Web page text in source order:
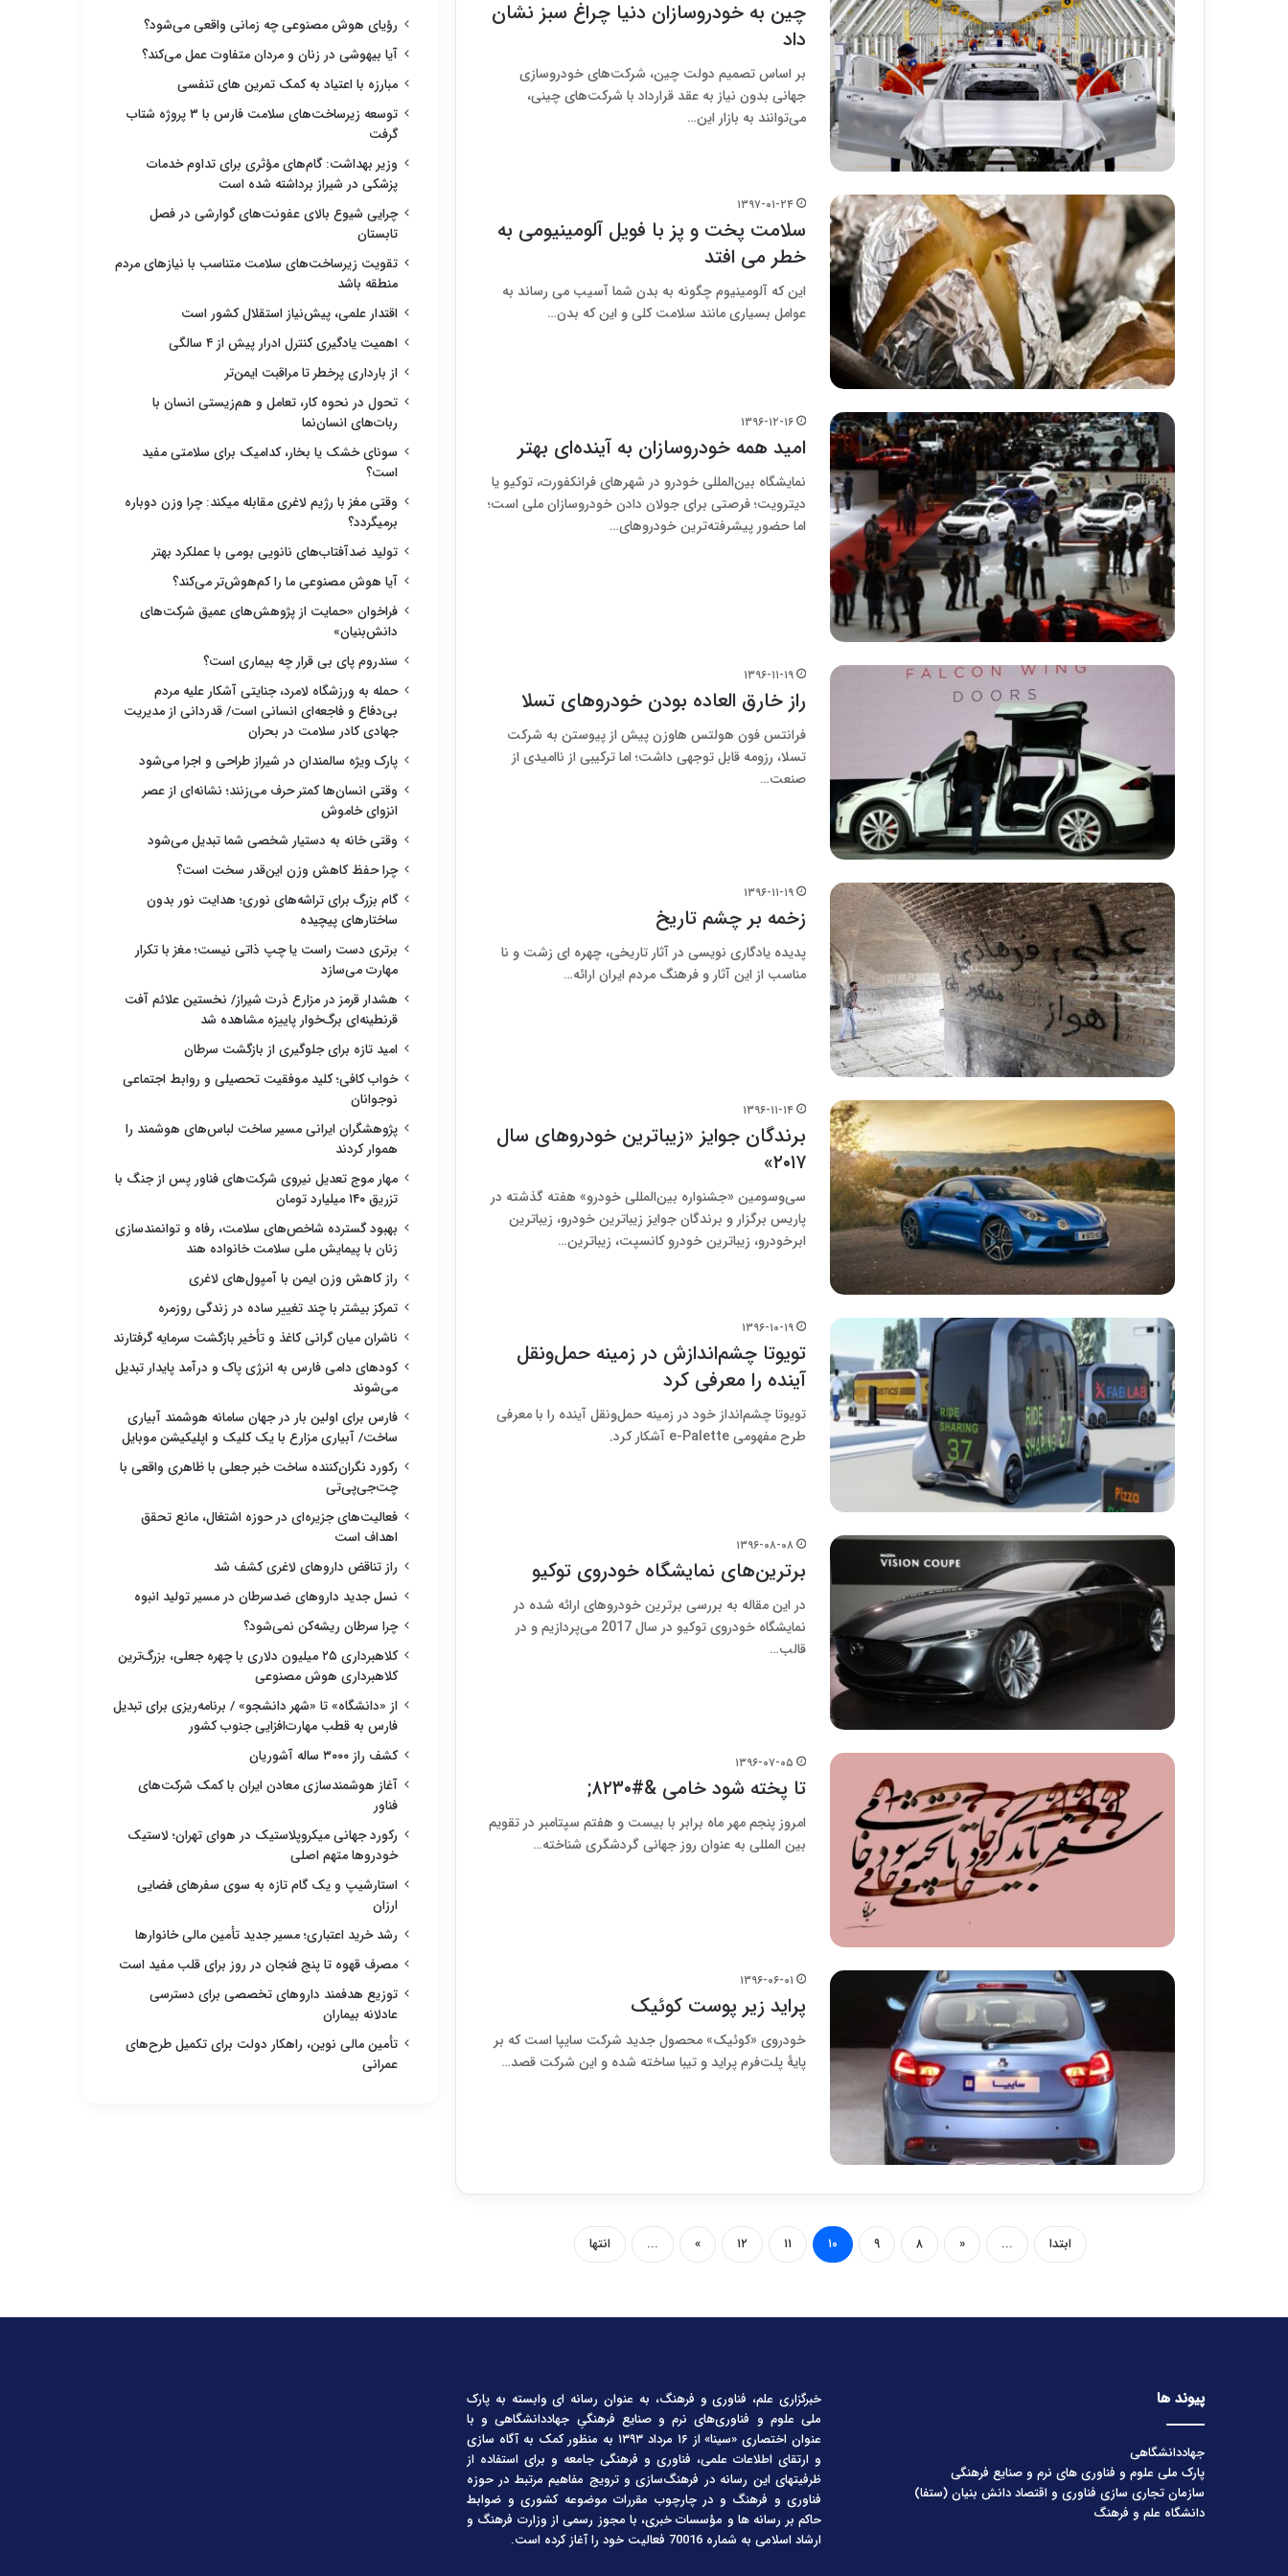
چین به خودروسازان دنیا چراغ سبز نشان
داد
بر اساس تصمیم دولت چین، شرکت‌های خودروسازی
جهانی بدون نیاز به عقد قرارداد با شرکت‌های چینی،
می‌توانند به بازار این…
۱۳۹۷-۰۱-۲۴
سلامت پخت و پز با فویل آلومینیومی به
خطر می افتد
این که آلومینیوم چگونه به بدن شما آسیب می رساند به
عوامل بسیاری مانند سلامت کلی و این که بدن…
۱۳۹۶-۱۲-۱۶
امید همه خودروسازان به آینده‌ای بهتر
نمایشگاه بین‌المللی خودرو در شهرهای فرانکفورت، توکیو یا
دیترویت؛ فرصتی برای جولان دادن خودروسازان ملی است؛
اما حضور پیشرفته‌ترین خودروهای…
۱۳۹۶-۱۱-۱۹
راز خارق العاده بودن خودروهای تسلا
فرانتس فون هولتس هاوزن پیش از پیوستن به شرکت
تسلا، رزومه قابل توجهی داشت؛ اما ترکیبی از ناامیدی از
صنعت…
۱۳۹۶-۱۱-۱۹
زخمه بر چشم تاریخ
پدیده یادگاری نویسی در آثار تاریخی، چهره ای زشت و نا
مناسب از این آثار و فرهنگ مردم ایران ارائه…
۱۳۹۶-۱۱-۱۴
برندگان جوایز «زیباترین خودروهای سال
۲۰۱۷»
سی‌وسومین «جشنواره بین‌المللی خودرو» هفته گذشته در
پاریس برگزار و برندگان جوایز زیباترین خودرو، زیباترین
ابرخودرو، زیباترین خودرو کانسپت، زیباترین…
۱۳۹۶-۱۰-۱۹
تویوتا چشم‌اندازش در زمینه حمل‌ونقل
آینده را معرفی کرد
تویوتا چشم‌انداز خود در زمینه حمل‌ونقل آینده را با معرفی
طرح مفهومی e-Palette آشکار کرد.
۱۳۹۶-۰۸-۰۸
برترین‌های نمایشگاه خودروی توکیو
در این مقاله به بررسی برترین خودروهای ارائه شده در
نمایشگاه خودروی توکیو در سال 2017 می‌پردازیم و در
قالب…
۱۳۹۶-۰۷-۰۵
تا پخته شود خامی &#۸۲۳۰;
امروز پنجم مهر ماه برابر با بیست و هفتم سپتامبر در تقویم
بین المللی به عنوان روز جهانی گردشگری شناخته…
۱۳۹۶-۰۶-۰۱
پراید زیر پوست کوئیک
خودروی «کوئیک» محصول جدید شرکت سایپا است که بر
پایۀ پلت‌فرم پراید و تیبا ساخته شده و این شرکت قصد…
ابتدا ...
« ۸ ۹ ۱۰ ۱۱ ۱۲ »
... انتها
رؤیای هوش مصنوعی چه زمانی واقعی می‌شود؟
آیا بیهوشی در زنان و مردان متفاوت عمل می‌کند؟
مبارزه با اعتیاد به کمک تمرین های تنفسی
توسعه زیرساخت‌های سلامت فارس با ۳ پروژه شتاب
گرفت
وزیر بهداشت: گام‌های مؤثری برای تداوم خدمات
پزشکی در شیراز برداشته شده است
چرایی شیوع بالای عفونت‌های گوارشی در فصل
تابستان
تقویت زیرساخت‌های سلامت متناسب با نیازهای مردم
منطقه باشد
اقتدار علمی، پیش‌نیاز استقلال کشور است
اهمیت یادگیری کنترل ادرار پیش از ۴ سالگی
از بارداری پرخطر تا مراقبت ایمن‌تر
تحول در نحوه کار، تعامل و هم‌زیستی انسان با
ربات‌های انسان‌نما
سونای خشک یا بخار، کدامیک برای سلامتی مفید
است؟
وقتی مغز با رژیم لاغری مقابله میکند: چرا وزن دوباره
برمیگردد؟
تولید ضدآفتاب‌های نانویی بومی با عملکرد بهتر
آیا هوش مصنوعی ما را کم‌هوش‌تر می‌کند؟
فراخوان «حمایت از پژوهش‌های عمیق شرکت‌های
دانش‌بنیان»
سندروم پای بی قرار چه بیماری است؟
حمله به ورزشگاه لامرد، جنایتی آشکار علیه مردم
بی‌دفاع و فاجعه‌ای انسانی است/ قدردانی از مدیریت
جهادی کادر سلامت در بحران
پارک ویژه سالمندان در شیراز طراحی و اجرا می‌شود
وقتی انسان‌ها کمتر حرف می‌زنند؛ نشانه‌ای از عصر
انزوای خاموش
وقتی خانه به دستیار شخصی شما تبدیل می‌شود
چرا حفظ کاهش وزن این‌قدر سخت است؟
گام بزرگ برای تراشه‌های نوری؛ هدایت نور بدون
ساختارهای پیچیده
برتری دست راست یا چپ ذاتی نیست؛ مغز با تکرار
مهارت می‌سازد
هشدار قرمز در مزارع ذرت شیراز/ نخستین علائم آفت
قرنطینه‌ای برگ‌خوار پاییزه مشاهده شد
امید تازه برای جلوگیری از بازگشت سرطان
خواب کافی؛ کلید موفقیت تحصیلی و روابط اجتماعی
نوجوانان
پژوهشگران ایرانی مسیر ساخت لباس‌های هوشمند را
هموار کردند
مهار موج تعدیل نیروی شرکت‌های فناور پس از جنگ با
تزریق ۱۴۰ میلیارد تومان
بهبود گسترده شاخص‌های سلامت، رفاه و توانمندسازی
زنان با پیمایش ملی سلامت خانواده هند
راز کاهش وزن ایمن با آمپول‌های لاغری
تمرکز بیشتر با چند تغییر ساده در زندگی روزمره
ناشران میان گرانی کاغذ و تأخیر بازگشت سرمایه گرفتارند
کودهای دامی فارس به انرژی پاک و درآمد پایدار تبدیل
می‌شوند
فارس برای اولین بار در جهان سامانه هوشمند آبیاری
ساخت/ آبیاری مزارع با یک کلیک و اپلیکیشن موبایل
رکورد نگران‌کننده ساخت خبر جعلی با ظاهری واقعی با
چت‌جی‌پی‌تی
فعالیت‌های جزیره‌ای در حوزه اشتغال، مانع تحقق
اهداف است
راز تناقض داروهای لاغری کشف شد
نسل جدید داروهای ضدسرطان در مسیر تولید انبوه
چرا سرطان ریشه‌کن نمی‌شود؟
کلاهبرداری ۲۵ میلیون دلاری با چهره جعلی، بزرگ‌ترین
کلاهبرداری هوش مصنوعی
از «دانشگاه» تا «شهر دانشجو» / برنامه‌ریزی برای تبدیل
فارس به قطب مهارت‌افزایی جنوب کشور
کشف راز ۳۰۰۰ ساله آشوریان
آغاز هوشمندسازی معادن ایران با کمک شرکت‌های
فناور
رکورد جهانی میکروپلاستیک در هوای تهران؛ لاستیک
خودروها متهم اصلی
استارشیپ و یک گام تازه به سوی سفرهای فضایی
ارزان
رشد خرید اعتباری؛ مسیر جدید تأمین مالی خانوارها
مصرف قهوه تا پنج فنجان در روز برای قلب مفید است
توزیع هدفمند داروهای تخصصی برای دسترسی
عادلانه بیماران
تأمین مالی نوین، راهکار دولت برای تکمیل طرح‌های
عمرانی
پیوند ها
جهاددانشگاهی
پارک ملی علوم و فناوری های نرم و صنایع فرهنگی
سازمان تجاری سازی فناوری و اقتصاد دانش بنیان (ستفا)
دانشگاه علم و فرهنگ
خبرگزاری علم، فناوری و فرهنگ، به عنوان رسانه ای وابسته به پارک
ملی علوم و فناوری‌های نرم و صنایع فرهنگیِ جهاددانشگاهی و با
عنوان اختصاری «سینا» از ۱۶ مرداد ۱۳۹۳ به منظور کمک به آگاه سازی
و ارتقای اطلاعات علمی، فناوری و فرهنگی جامعه و برای استفاده از
ظرفیتهای این رسانه در فرهنگ‌سازی و ترویج مفاهیم مرتبط در حوزه
فناوری و فرهنگ و در چارچوب مقررات موضوعه کشوری و ضوابط
حاکم بر رسانه ها و مؤسسات خبری، با مجوز رسمی از وزارت فرهنگ و
ارشاد اسلامی به شماره 70016 فعالیت خود را آغاز کرده است.